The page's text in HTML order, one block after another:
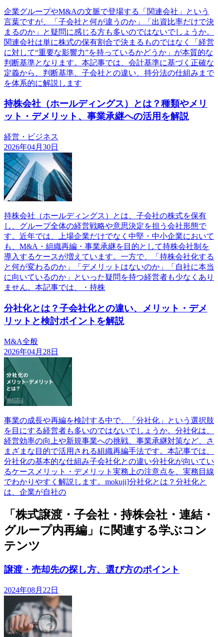
企業グループやM&Aの文脈で登場する「関連会社」という
言葉ですが、「子会社と何が違うのか」「出資比率だけで決
まるのか」と疑問に感じる方も多いのではないでしょうか。
関連会社は単に株式の保有割合で決まるものではなく「経営
に対して“重要な影響力”を持っているかどうか」が本質的な
判断基準となります。本記事では、会計基準に基づく正確な
定義から、判断基準、子会社との違い、持分法の仕組みまで
を体系的に解説します
持株会社（ホールディングス）とは？種類やメリ
ット・デメリット、事業承継への活用を解説
経営・ビジネス
2026年04月30日
持株会社（ホールディングス）とは、子会社の株式を保有
し、グループ全体の経営戦略や意思決定を担う会社形態で
す。近年では、上場企業だけでなく中堅・中小企業において
も、M&A・組織再編・事業承継を目的として持株会社制を
導入するケースが増えています。一方で、「持株会社化する
と何が変わるのか」「デメリットはないのか」「自社に本当
に向いているのか」といった疑問を持つ経営者も少なくあり
ません。本記事では、・持株
分社化とは？子会社化との違い、メリット・デメ
リットと検討ポイントを解説
M&A全般
2026年04月28日
事業の成長や再編を検討する中で、「分社化」という選択肢
を目にする経営者も多いのではないでしょうか。分社化は、
経営効率の向上や新規事業への挑戦、事業承継対策など、さ
まざまな目的で活用される組織再編手法です。本記事では、
分社化の基本的な仕組み子会社化との違い分社化が向いてい
るケースメリット・デメリット実務上の注意点を、実務目線
でわかりやすく解説します。mokuji]分社化とは？分社化と
は、企業が自社の
「株式譲渡・子会社・持株会社・連結・
グループ内再編」に関連する学ぶコン
テンツ
譲渡・売却先の探し方、選び方のポイント
2024年08月22日